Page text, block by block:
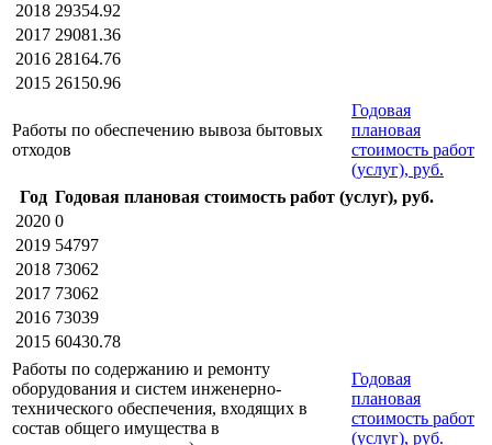
2018 29354.92
2017 29081.36
2016 28164.76
2015 26150.96
Работы по обеспечению вывоза бытовых
отходов
Годовая
плановая
стоимость работ
(услуг), руб.
Год Годовая плановая стоимость работ (услуг), руб.
2020 0
2019 54797
2018 73062
2017 73062
2016 73039
2015 60430.78
Работы по содержанию и ремонту
оборудования и систем инженерно-
технического обеспечения, входящих в
состав общего имущества в
Годовая
плановая
стоимость работ
(услуг), руб.